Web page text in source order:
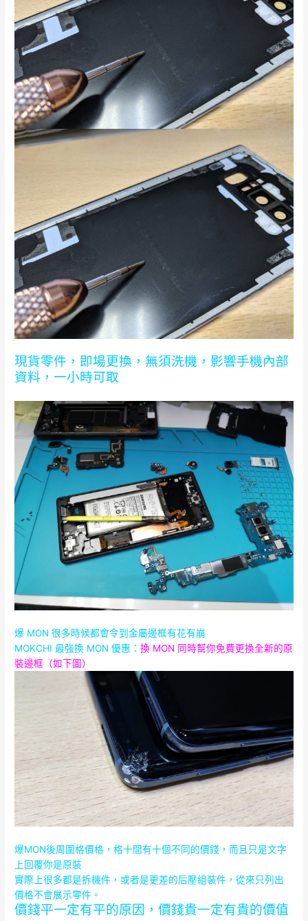
現貨零件，即場更換，無須洗機，影響手機內部
資料，一小時可取
爆 MON 很多時候都會令到金屬邊框有花有崩
MOKCHI 最強換 MON 優惠：換 MON 同時幫你免費更換全新的原
裝邊框（如下圖）
爆MON後周圍格價格，格十間有十個不同的價錢，而且只是文字
上回覆你是原裝
實際上很多都是拆機件，或者是更差的后壓組裝件，從來只列出
價格不會展示零件。
價錢平一定有平的原因，價錢貴一定有貴的價值